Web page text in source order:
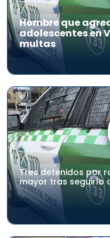
Hombre que
adolescentes en
multas
Tres detenidos por
mayor tras seguirlo